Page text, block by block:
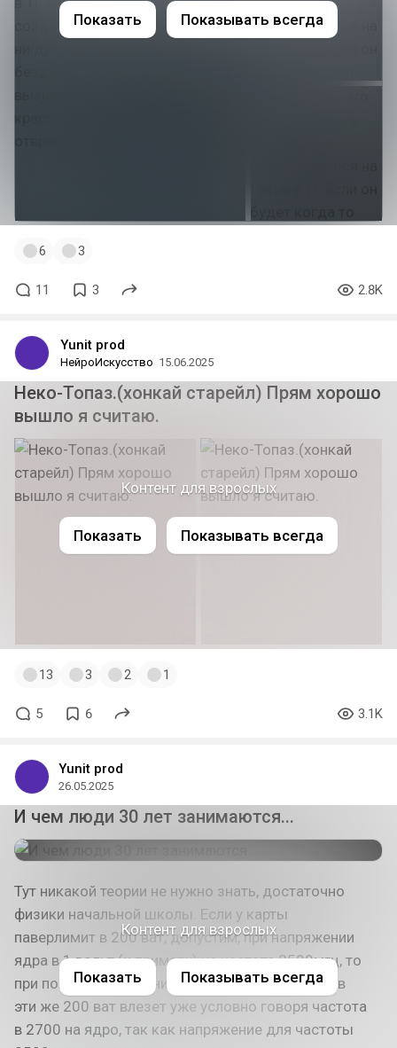
Показать Показывать всегда
6 3
11 3 2.8K
Yunit prod
НейроИскусство 15.06.2025
Неко-Топаз.(хонкай старейл) Прям хорошо
вышло я считаю.
Контент для взрослых
Показать Показывать всегда
13 3 2 1
5 6 3.1K
Yunit prod
26.05.2025
И чем люди 30 лет занимаются...
Тут никакой теории не нужно знать, достаточно
физики начальной школы. Если у карты
паверлимит в 200 ват, допустим, при напряжении
ядра в 1 вольт (к примеру) на частоте 2500мгц, то
при понижении питания ядра на 50 миливольт, в
эти же 200 ват влезет уже условно говоря частота
в 2700 на ядро, так как напряжение для частоты
Контент для взрослых
Показать Показывать всегда